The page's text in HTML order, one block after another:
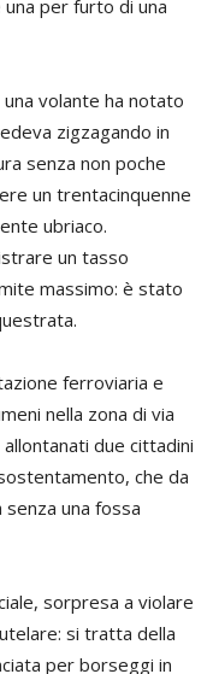
per furto di una
volante ha notato
zigzagando in
senza non poche
un trentacinquenne
ubriaco.
un tasso
massimo: è stato
ferroviaria e
nella zona di via
due cittadini
che da
una fossa
sorpresa a violare
si tratta della
per borseggi in